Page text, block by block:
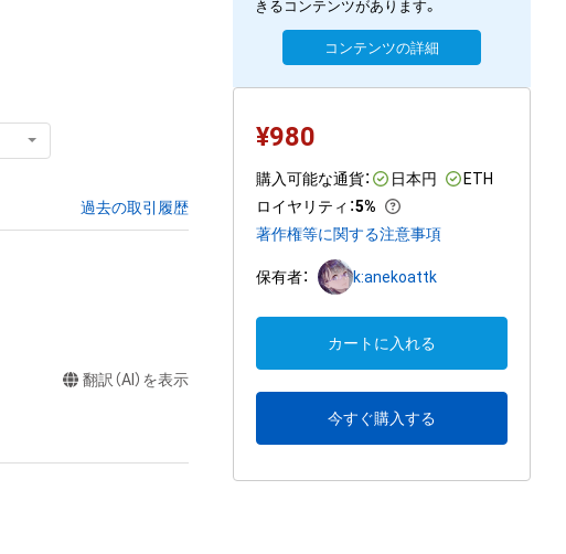
過去の取引履歴
翻訳（AI）を表示
きるコンテンツがあります。
コンテンツの詳細
¥980
購入可能な通貨： 日本円
ETH
ロイヤリティ ：5%
著作権等に関する注意事項
保有者： k:anekoattk
カートに入れる
今すぐ購入する